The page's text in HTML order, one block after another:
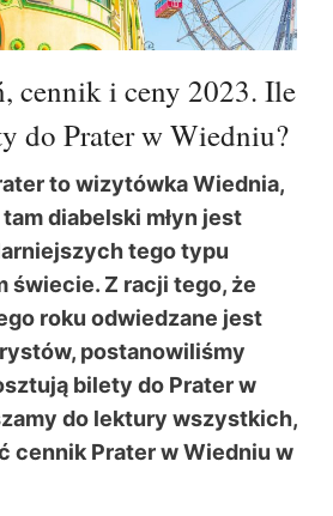
cennik i ceny 2023. Ile
do Prater w Wiedniu?
to wizytówka Wiednia,
diabelski młyn jest
tego typu
świecie. Z racji tego, że
roku odwiedzane jest
postanowiliśmy
bilety do Prater w
do lektury wszystkich,
cennik Prater w Wiedniu w